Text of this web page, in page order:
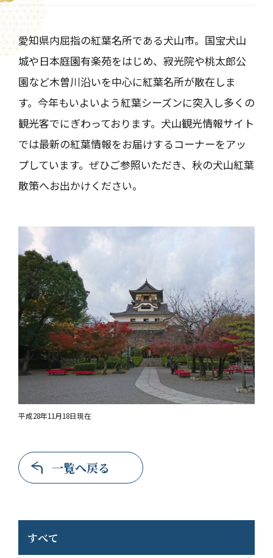
すべて
愛知県内屈指の紅葉名所である犬山市。国宝犬山
城や日本庭園有楽苑をはじめ、寂光院や桃太郎公
園など木曽川沿いを中心に紅葉名所が散在しま
す。今年もいよいよう紅葉シーズンに突入し多くの
観光客でにぎわっております。犬山観光情報サイト
では最新の紅葉情報をお届けするコーナーをアッ
プしています。ぜひご参照いただき、秋の犬山紅葉
散策へお出かけください。
平成28年11月18日現在
一覧へ戻る